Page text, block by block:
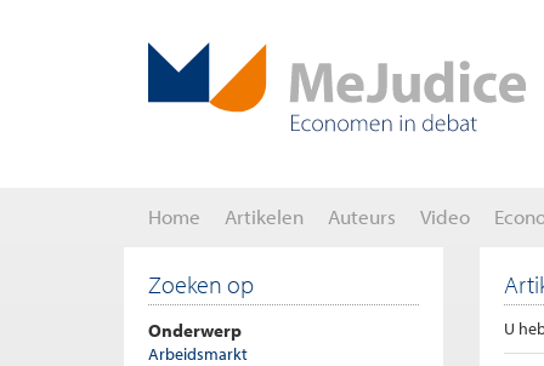
Home Artikelen Auteurs Video
Zoeken op
Onderwerp
Arbeidsmarkt
U